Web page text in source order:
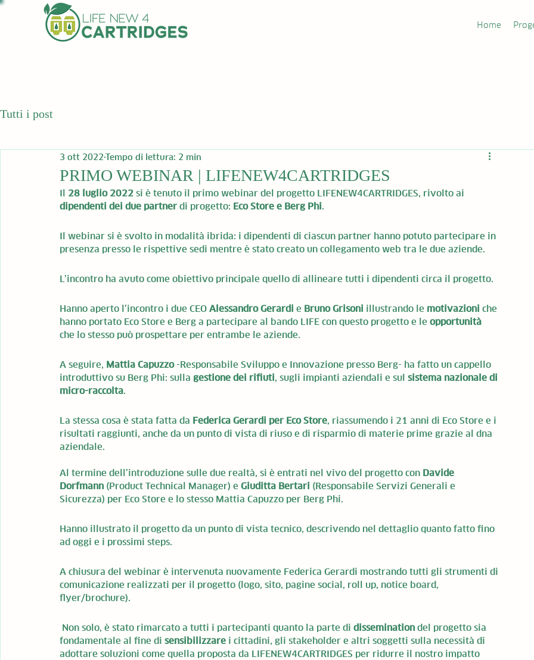
Home
Tutti i post
PRIMO WEBINAR | LIFENEW4CARTRIDGES
3 ott 2022 Tempo di lettura: 2 min
Il 28 luglio 2022 si è tenuto il primo webinar del progetto LIFENEW4CARTRIDGES, rivolto ai
dipendenti dei due partner di progetto: Eco Store e Berg Phi.
Il webinar si è svolto in modalità ibrida: i dipendenti di ciascun partner hanno potuto partecipare in
presenza presso le rispettive sedi mentre è stato creato un collegamento web tra le due aziende.
L’incontro ha avuto come obiettivo principale quello di allineare tutti i dipendenti circa il progetto.
Hanno aperto l’incontro i due CEO Alessandro Gerardi e Bruno Grisoni illustrando le motivazioni che
hanno portato Eco Store e Berg a partecipare al bando LIFE con questo progetto e le opportunità
che lo stesso può prospettare per entrambe le aziende.
A seguire, Mattia Capuzzo -Responsabile Sviluppo e Innovazione presso Berg- ha fatto un cappello
introduttivo su Berg Phi: sulla gestione dei rifiuti, sugli impianti aziendali e sul sistema nazionale di
micro-raccolta.
La stessa cosa è stata fatta da Federica Gerardi per Eco Store, riassumendo i 21 anni di Eco Store e i
risultati raggiunti, anche da un punto di vista di riuso e di risparmio di materie prime grazie al dna
aziendale.
Al termine dell’introduzione sulle due realtà, si è entrati nel vivo del progetto con Davide
Dorfmann (Product Technical Manager) e Giuditta Bertari (Responsabile Servizi Generali e
Sicurezza) per Eco Store e lo stesso Mattia Capuzzo per Berg Phi.
Hanno illustrato il progetto da un punto di vista tecnico, descrivendo nel dettaglio quanto fatto fino
ad oggi e i prossimi steps.
A chiusura del webinar è intervenuta nuovamente Federica Gerardi mostrando tutti gli strumenti di
comunicazione realizzati per il progetto (logo, sito, pagine social, roll up, notice board,
flyer/brochure).
Non solo, è stato rimarcato a tutti i partecipanti quanto la parte di dissemination del progetto sia
fondamentale al fine di sensibilizzare i cittadini, gli stakeholder e altri soggetti sulla necessità di
adottare soluzioni come quella proposta da LIFENEW4CARTRIDGES per ridurre il nostro impatto